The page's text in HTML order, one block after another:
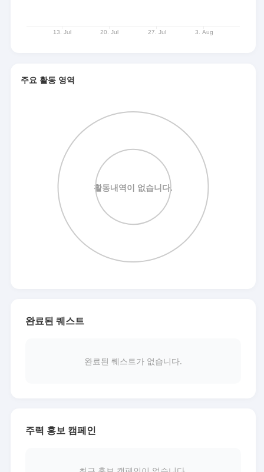
주요 활동 영역
완료된 퀘스트
완료된 퀘스트가 없습니다.
주력 홍보 캠페인